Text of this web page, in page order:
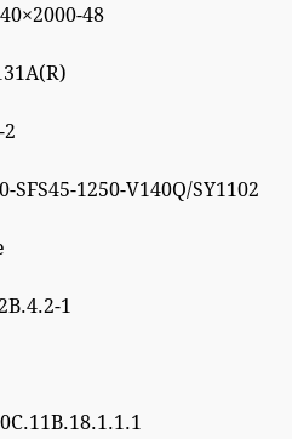
48
2
SFS45-1250-V140Q/SY1102
1